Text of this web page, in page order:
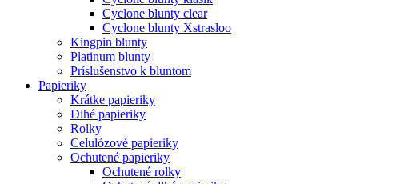
Cyclone blunty clear
Cyclone blunty Xstrasloo
Kingpin blunty
Platinum blunty
Príslušenstvo k bluntom
Papieriky
Krátke papieriky
Dlhé papieriky
Rolky
Celulózové papieriky
Ochutené papieriky
Ochutené rolky